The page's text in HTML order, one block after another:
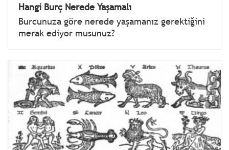
Hangi Burç Nerede Yaşamalı
Burcunuza göre nerede yaşamanız gerektiğini
merak ediyor musunuz?